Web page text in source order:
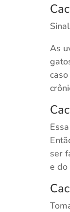
As
ser
e do